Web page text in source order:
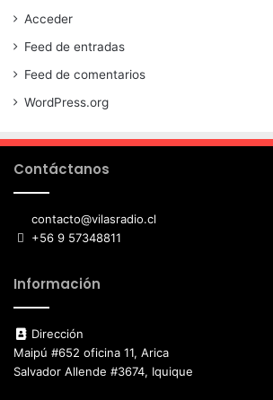
Acceder
Feed de entradas
Feed de comentarios
WordPress.org
Contáctanos
contacto@vilasradio.cl
+56 9 57348811
Información
Dirección
Maipú #652 oficina 11, Arica
Salvador Allende #3674, Iquique